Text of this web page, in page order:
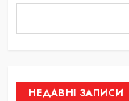
НЕДАВНІ ЗАПИСИ